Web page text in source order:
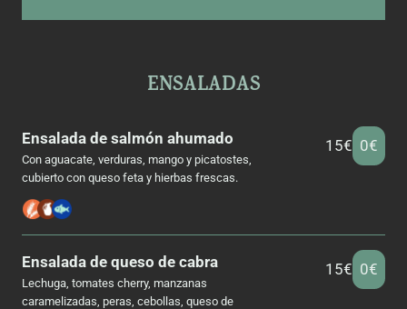
ENSALADAS
Ensalada de salmón ahumado
Con aguacate, verduras, mango y picatostes,
cubierto con queso feta y hierbas frescas.
15€ 0€
Ensalada de queso de cabra
Lechuga, tomates cherry, manzanas
caramelizadas, peras, cebollas, queso de
15€ 0€